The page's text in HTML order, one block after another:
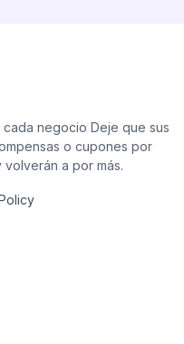
negocio Deje que sus
o cupones por
a por más.